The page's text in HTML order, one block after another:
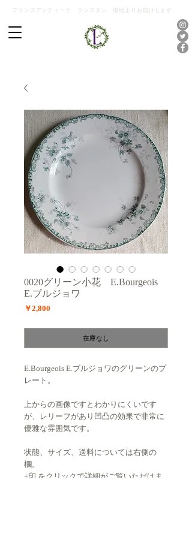
フランスアンティーク ランスタン 現地よりお届けします。
0020グリーン小花 E.Bourgeois
E.ブルジョワ
￥2,800
在庫なし
E.Bourgeois E.ブルジョワのグリーンのプ
レート 。
上からの画像ですとわかりにくいです
が、レリーフがあり凹凸の効果で非常に
優雅な雰囲気です。
状態、サイズ、送料については右側の
欄。
+印 をクリックで詳細がご覧いただけま